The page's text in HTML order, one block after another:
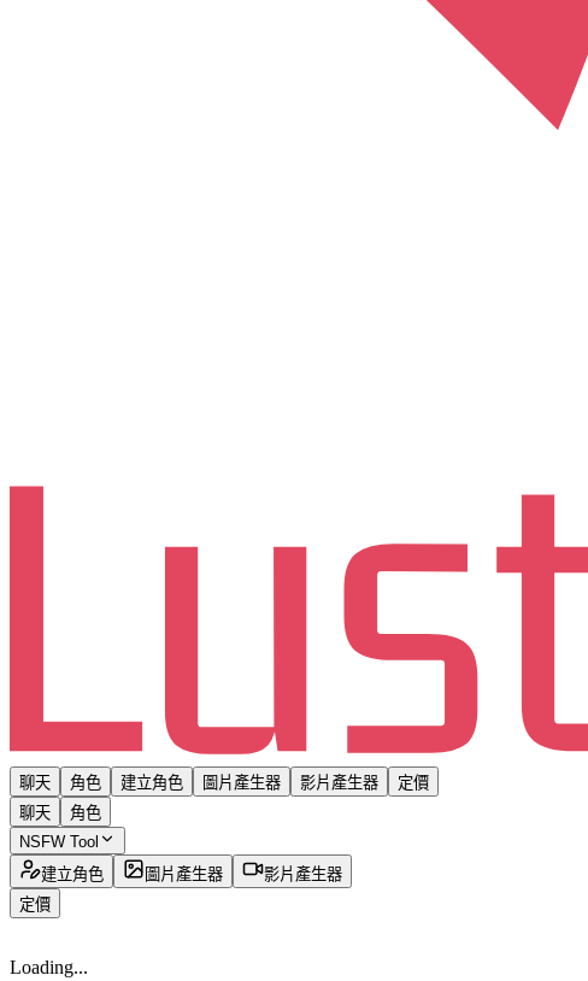
聊天 角色 建立角色 圖片產生器 影片產生器
定價
聊天
角色
NSFW Tool
建立角色
圖片產生器
影片產生器
定價
Loading...